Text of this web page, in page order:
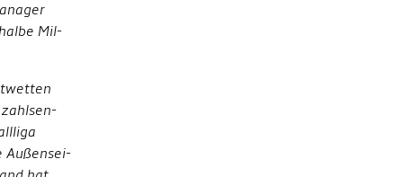
Mil-
Außensei-